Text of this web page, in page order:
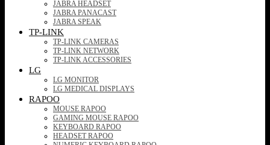
JABRA HEADSET
JABRA PANACAST
JABRA SPEAK
TP-LINK
TP-LINK CAMERAS
TP-LINK NETWORK
TP-LINK ACCESSORIES
LG
LG MONITOR
LG MEDICAL DISPLAYS
RAPOO
MOUSE RAPOO
GAMING MOUSE RAPOO
KEYBOARD RAPOO
HEADSET RAPOO